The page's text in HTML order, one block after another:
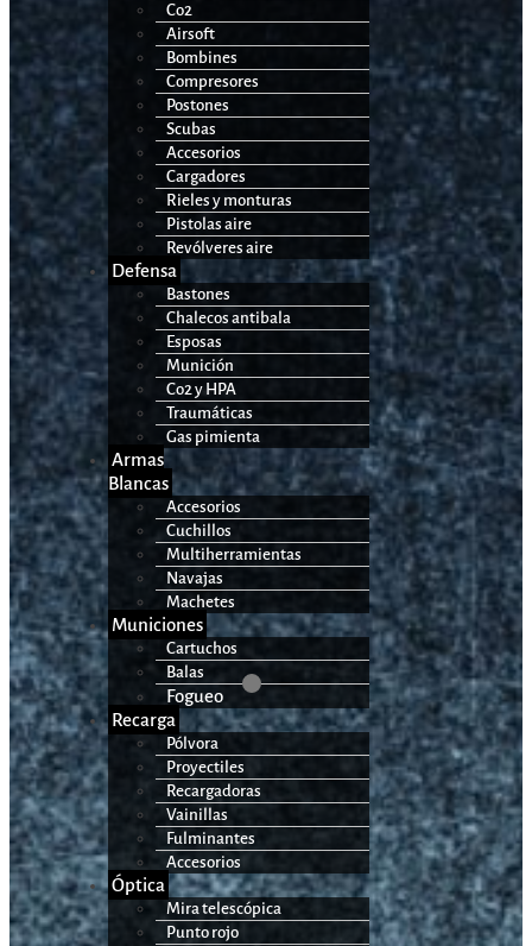
Co2
Airsoft
Bombines
Compresores
Postones
Scubas
Accesorios
Cargadores
Rieles y monturas
Pistolas aire
Revólveres aire
Defensa
Bastones
Chalecos antibala
Esposas
Munición
Co2 y HPA
Traumáticas
Gas pimienta
Armas
Blancas
Accesorios
Cuchillos
Multiherramientas
Navajas
Machetes
Municiones
Cartuchos
Balas
Fogueo
Recarga
Pólvora
Proyectiles
Recargadoras
Vainillas
Fulminantes
Accesorios
Óptica
Mira telescópica
Punto rojo